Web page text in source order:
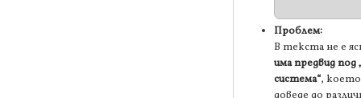
Проблем:
В текста не е
има предвид под
система“,